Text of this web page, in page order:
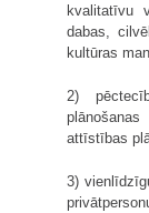
kvalitatīvu
dabas,
kultūras
2)
attīstības
3)